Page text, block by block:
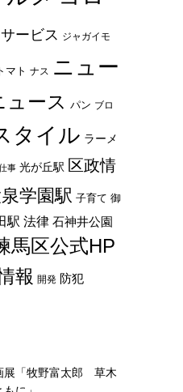
サービス ジャガイモ
マト ナス ニュー
ュース パン ブロ
タイル ラーメ
事 光が丘駅 区政情
学園駅 子育て 御
駅 法律 石神井公園
馬区公式HP
報 開発 防犯
展「牧野富太郎 草木